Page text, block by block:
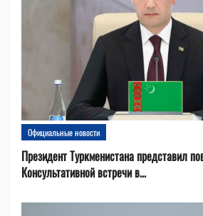
Официальные новости
Президент Туркменистана представил
Консультативной встречи в...